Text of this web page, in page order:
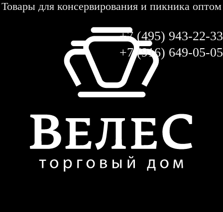
Товары для консервирования и пикника оптом
+7 (495) 943-22-33
+7 (916) 649-05-05